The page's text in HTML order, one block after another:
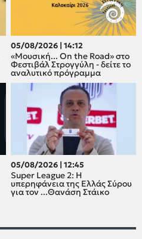
05/08/2026 | 14:12
«Μουσική... On the Road» στο
Φεστιβάλ Στρογγύλη - δείτε το
αναλυτικό πρόγραμμα
05/08/2026 | 12:45
Super League 2: H
υπερηφάνεια της Ελλάς Σύρου
για τον ...Θανάση Στάικο